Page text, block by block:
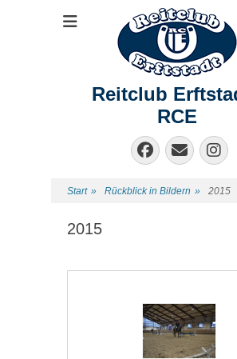
Reitclub
RCE
Facebook
E-
Mail
Start » Rückblick in Bildern » 2015
2015